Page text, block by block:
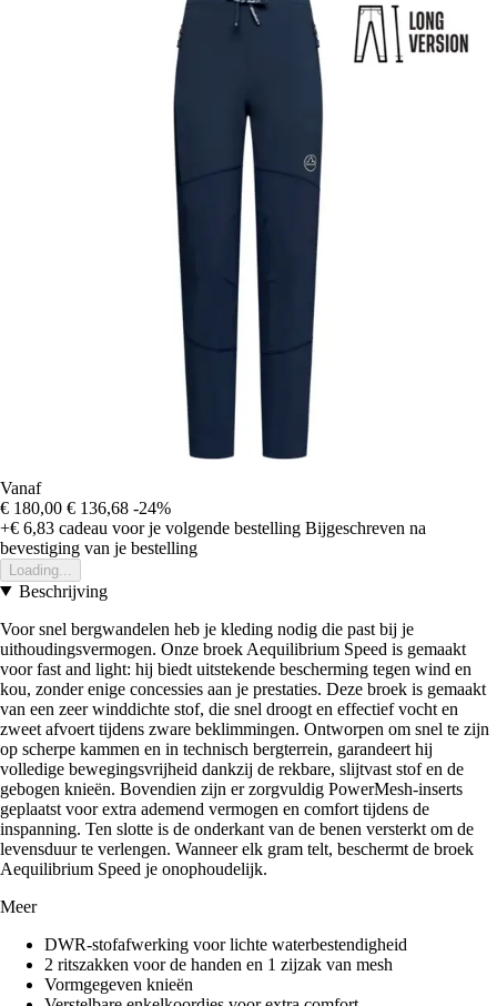
Vanaf
€ 180,00 € 136,68 -24%
+€ 6,83 cadeau voor je volgende bestelling Bijgeschreven na
bevestiging van je bestelling
Loading...
Beschrijving
Voor snel bergwandelen heb je kleding nodig die past bij je
uithoudingsvermogen. Onze broek Aequilibrium Speed is gemaakt
voor fast and light: hij biedt uitstekende bescherming tegen wind en
kou, zonder enige concessies aan je prestaties. Deze broek is gemaakt
van een zeer winddichte stof, die snel droogt en effectief vocht en
zweet afvoert tijdens zware beklimmingen. Ontworpen om snel te zijn
op scherpe kammen en in technisch bergterrein, garandeert hij
volledige bewegingsvrijheid dankzij de rekbare, slijtvast stof en de
gebogen knieën. Bovendien zijn er zorgvuldig PowerMesh-inserts
geplaatst voor extra ademend vermogen en comfort tijdens de
inspanning. Ten slotte is de onderkant van de benen versterkt om de
levensduur te verlengen. Wanneer elk gram telt, beschermt de broek
Aequilibrium Speed je onophoudelijk.
Meer
DWR-stofafwerking voor lichte waterbestendigheid
2 ritszakken voor de handen en 1 zijzak van mesh
Vormgegeven knieën